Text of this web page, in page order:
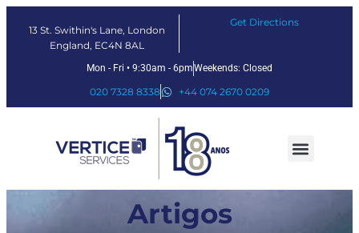
13 St. Swithin's Lane, London
England, EC4N 8AL
Get Directions
Mon - Fri • 9:30am - 6pmWeekends: Closed
020 7328 8338 +44 074 2670 0209
Artigos